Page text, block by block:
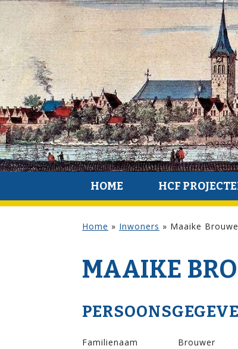
HOME HCF
Home » Inwoners » Maaike
MAAIKE
Familienaam
Brouwer